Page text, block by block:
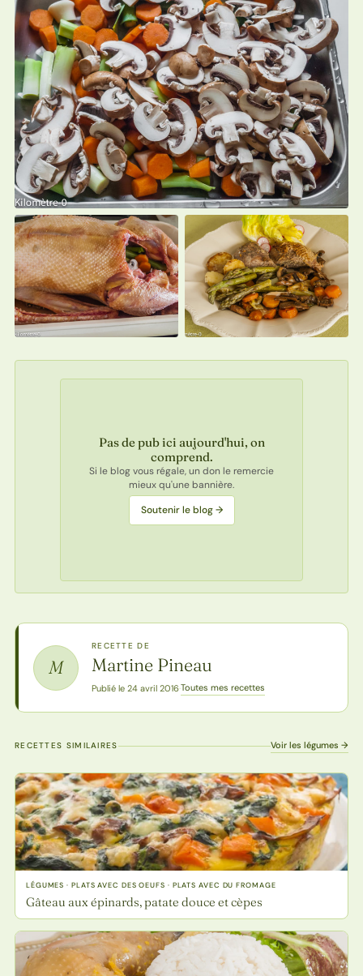
Pas de pub ici aujourd'hui, on
comprend.
Si le blog vous régale, un don le remercie
mieux qu'une bannière.
Soutenir le blog →
M
RECETTE DE
Martine Pineau
Publié le 24 avril 2016·Toutes mes recettes
RECETTES SIMILAIRES Voir les légumes →
LÉGUMES · PLATS AVEC DES OEUFS · PLATS AVEC DU FROMAGE
Gâteau aux épinards, patate douce et cèpes